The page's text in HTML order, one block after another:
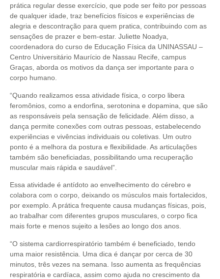
prática regular desse exercício, que pode ser feito por pessoas
de qualquer idade, traz benefícios físicos e experiências de
alegria e descontração para quem pratica, contribuindo com as
sensações de prazer e bem-estar. Juliette Noadya,
coordenadora do curso de Educação Física da UNINASSAU –
Centro Universitário Maurício de Nassau Recife, campus
Graças, aborda os motivos da dança ser importante para o
corpo humano.
“Quando realizamos essa atividade física, o corpo libera
feromônios, como a endorfina, serotonina e dopamina, que são
as responsáveis pela sensação de felicidade. Além disso, a
dança permite conexões com outras pessoas, estabelecendo
experiências e vivências individuais ou coletivas. Um outro
ponto é a melhora da postura e flexibilidade. As articulações
também são beneficiadas, possibilitando uma recuperação
muscular mais rápida e saudável”.
Essa atividade é antídoto ao envelhecimento do cérebro e
colabora com o corpo, deixando os músculos mais fortalecidos,
por exemplo. A prática frequente causa mudanças físicas, pois,
ao trabalhar com diferentes grupos musculares, o corpo fica
mais forte e menos sujeito a lesões ao longo dos anos.
“O sistema cardiorrespiratório também é beneficiado, tendo
uma maior resistência. Uma dica é dançar por cerca de 30
minutos, três vezes na semana. Isso aumenta as frequências
respiratória e cardíaca, assim como ajuda no crescimento da